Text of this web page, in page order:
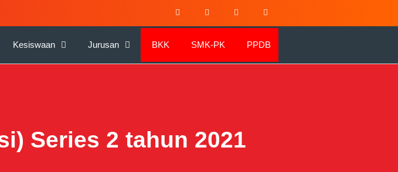
Kesiswaan Jurusan BKK SMK-PK PPDB
Series 2 tahun 2021